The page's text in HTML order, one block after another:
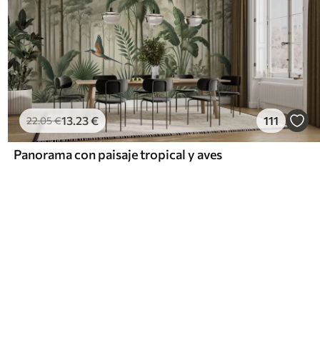
22.05€13.23€ 111
Panorama con paisaje tropical y aves